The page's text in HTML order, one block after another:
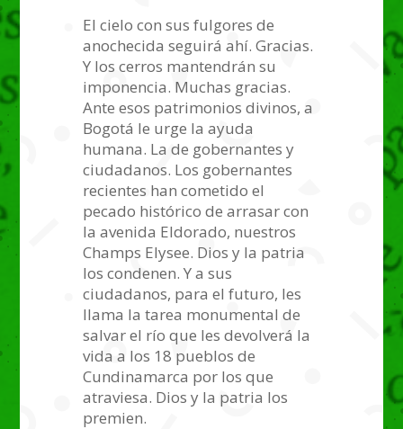
El cielo con sus fulgores de
anochecida seguirá ahí. Gracias.
Y los cerros mantendrán su
imponencia. Muchas gracias.
Ante esos patrimonios divinos, a
Bogotá le urge la ayuda
humana. La de gobernantes y
ciudadanos. Los gobernantes
recientes han cometido el
pecado histórico de arrasar con
la avenida Eldorado, nuestros
Champs Elysee. Dios y la patria
los condenen. Y a sus
ciudadanos, para el futuro, les
llama la tarea monumental de
salvar el río que les devolverá la
vida a los 18 pueblos de
Cundinamarca por los que
atraviesa. Dios y la patria los
premien.